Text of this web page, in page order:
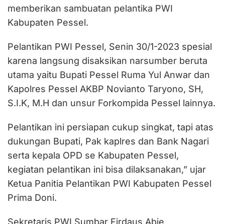
memberikan sambuatan pelantika PWI
Kabupaten Pessel.
Pelantikan PWI Pessel, Senin 30/1-2023 spesial
karena langsung disaksikan narsumber beruta
utama yaitu Bupati Pessel Ruma Yul Anwar dan
Kapolres Pessel AKBP Novianto Taryono, SH,
S.I.K, M.H dan unsur Forkompida Pessel lainnya.
Pelantikan ini persiapan cukup singkat, tapi atas
dukungan Bupati, Pak kaplres dan Bank Nagari
serta kepala OPD se Kabupaten Pessel,
kegiatan pelantikan ini bisa dilaksanakan,” ujar
Ketua Panitia Pelantikan PWI Kabupaten Pessel
Prima Doni.
Sekretaris PWI Sumbar Firdaus Abie